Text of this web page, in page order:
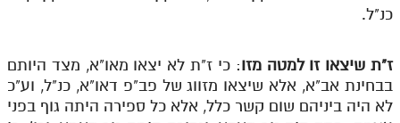
כנ"ל.
ז"ת שיצאו זו למטה מזו: כי ז"ת לא יצאו מאו"א, מצד היותם
בבחינת אב"א, אלא שיצאו מזווג של פב"פ דאו"א, כנ"ל, וע"כ
לא היה ביניהם שום קשר כלל, אלא כל ספירה היתה גוף בפני